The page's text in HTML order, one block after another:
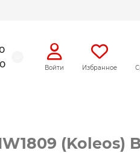
Войти Избранное
(Koleos)